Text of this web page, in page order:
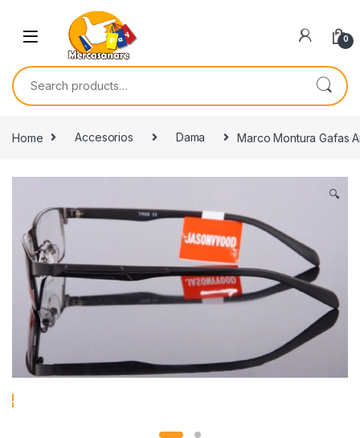
Skip to navigation
0
Search for:
Home Accesorios Dama Marco Montura Gafas
🔍